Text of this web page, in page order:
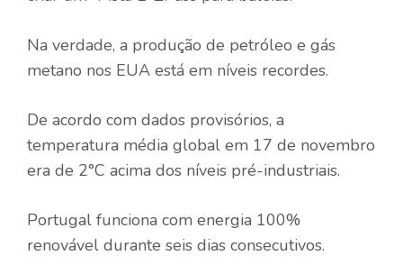
Na verdade, a produção de petróleo e gás
metano nos EUA está em níveis recordes.
De acordo com dados provisórios, a
temperatura média global em 17 de novembro
era de 2°C acima dos níveis pré-industriais.
Portugal funciona com energia 100%
renovável durante seis dias consecutivos.